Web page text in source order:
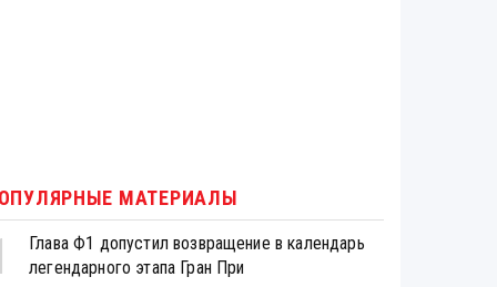
МАТЕРИАЛЫ
Глава Ф1 допустил возвращение в календарь
легендарного этапа Гран При